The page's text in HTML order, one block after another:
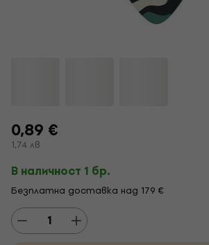
0,89 €
1,74 лв
В наличност 1 бр.
Безплатна доставка над 179 €